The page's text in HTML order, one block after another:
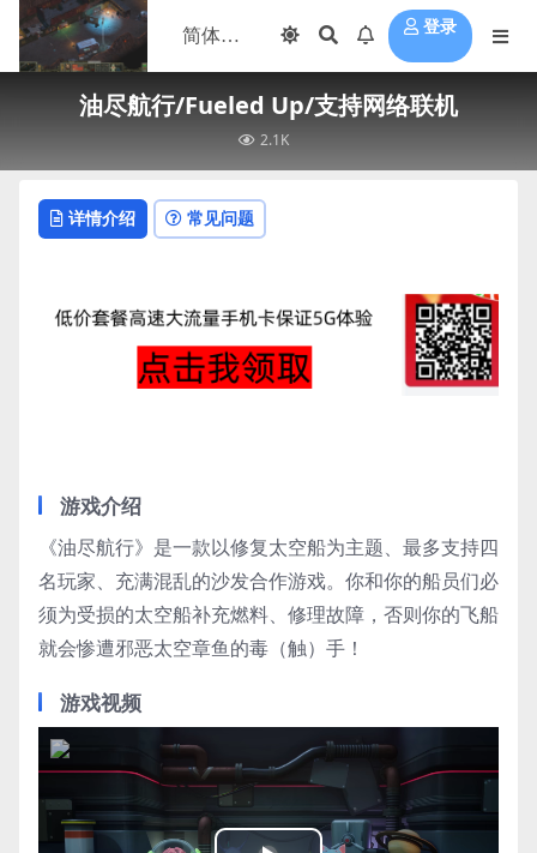
登录
油尽航行/Fueled Up/支持网络联机
2.1K
详情介绍 常见问题
游戏介绍
《油尽航行》是一款以修复太空船为主题、最多支持四
名玩家、充满混乱的沙发合作游戏。你和你的船员们必
须为受损的太空船补充燃料、修理故障，否则你的飞船
就会惨遭邪恶太空章鱼的毒（触）手！
游戏视频